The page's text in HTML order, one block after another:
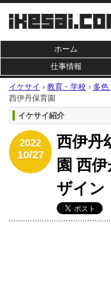
ホーム
仕事情報
イケサイ › 教育・学校 › 多色
西伊丹保育園
イケサイ紹介
2022
10/27
西伊丹
園 西
ザイン